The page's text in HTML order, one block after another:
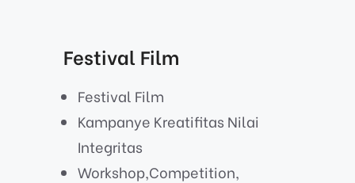
Festival Film
Festival Film
Kampanye Kreatifitas Nilai
Integritas
Workshop,Competition,